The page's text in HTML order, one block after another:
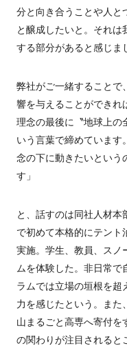
分と向き合うことや人と
と醸成したいと。それは
する部分があると感じま
弊社がご一緒することで
響を与えることができれ
理念の最後に〝地球上の
いう言葉で締めています
念の下に動きたいという
す」
と、話すのは同社人材本
で初めて本格的にテント
実施。学生、教員、スノ
ムを体験した。非日常
ラムでは立場の垣根を超
力を感じたという。また
山まるごと高専へ寄付を
の関わりが注目されると